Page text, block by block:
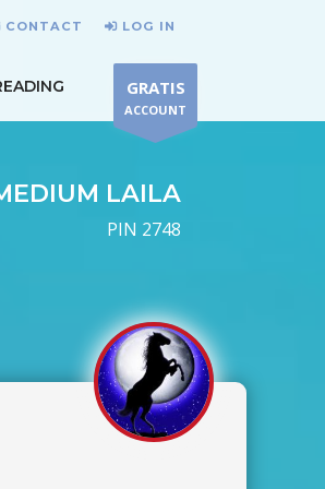
CONTACT LOG IN
GRATIS
ACCOUNT
LAILA
PIN 2748